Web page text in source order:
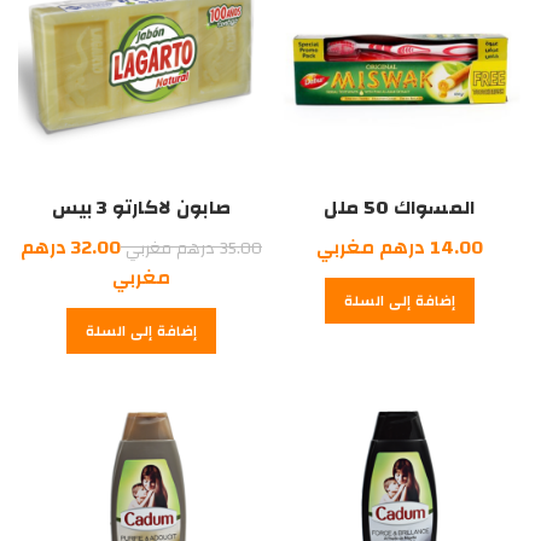
المسواك 50 ملل
14.00 درهم مغربي
إضافة إلى السلة
صابون لاكارتو 3 بيس
35.00درهم مغربيالسعر
الأصلي
هو:
35.00
32.00درهم
مغربي
الحالي
هو:
إضافة إلى السلة